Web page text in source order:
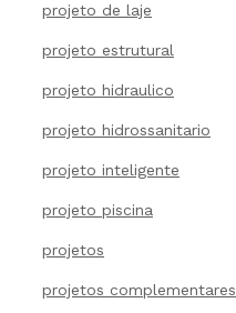
projeto de laje
projeto estrutural
projeto hidraulico
projeto hidrossanitario
projeto inteligente
projeto piscina
projetos
projetos complementares